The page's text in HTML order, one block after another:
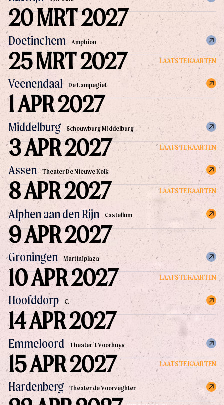
Doetinchem Amphion
20 MRT 2027
LAATSTE KAARTEN
Veenendaal De Lampegiet
25 MRT 2027
Middelburg Schouwburg Middelburg
1 APR 2027
LAATSTE KAARTEN
Assen Theater De Nieuwe Kolk
3 APR 2027
LAATSTE KAARTEN
Alphen aan den Rijn Castellum
8 APR 2027
Groningen Martiniplaza
9 APR 2027
LAATSTE KAARTEN
Hoofddorp C.
10 APR 2027
Emmeloord Theater 't Voorhuys
14 APR 2027
LAATSTE KAARTEN
Hardenberg Theater de Voorveghter
15 APR 2027